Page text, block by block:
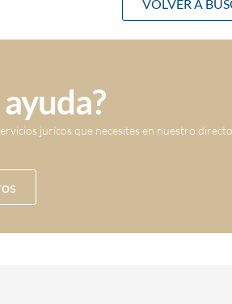
VOLVER A
ayuda?
jurícos que necesites en nuestro